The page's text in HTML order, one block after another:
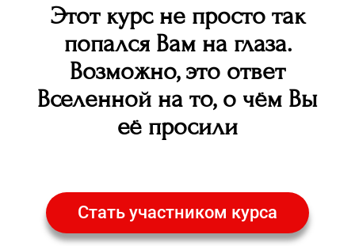
Этот курс не просто так
попался Вам на глаза.
Возможно, это ответ
Вселенной на то, о чём Вы
её просили
Стать участником курса